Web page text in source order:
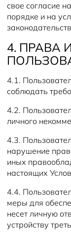
свое согласие
порядке и на
4. ПРАВА
4.1.
соблюдать
4.2.
личного
4.3.
нарушение
иных
настоящих
4.4.
меры для
несет личную
устройству